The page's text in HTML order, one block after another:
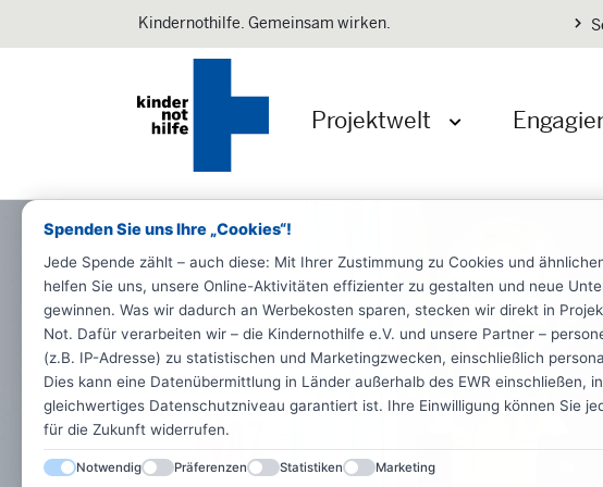
Spenden Sie uns Ihre „Cookies“!
Jede Spende zählt – auch diese: Mit Ihrer Zustimmung zu Cookies und
helfen Sie uns, unsere Online-Aktivitäten effizienter zu gestalten und neue
gewinnen. Was wir dadurch an Werbekosten sparen, stecken wir direkt in
Not. Dafür verarbeiten wir – die Kindernothilfe e.V. und unsere Partner –
(z.B. IP-Adresse) zu statistischen und Marketingzwecken, einschließlich
Dies kann eine Datenübermittlung in Länder außerhalb des EWR einschließen,
gleichwertiges Datenschutzniveau garantiert ist. Ihre Einwilligung können Sie
für die Zukunft widerrufen.
Notwendig Präferenzen Statistiken Marketing
Kindernothilfe. Gemeinsam wirken.
Projektwelt